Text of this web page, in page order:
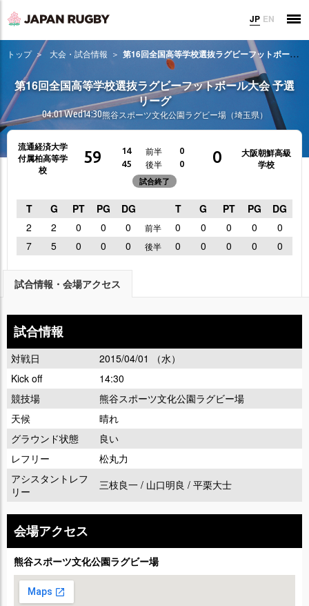
JP EN
トップ 大会・試合情報 第16回全国高等学校選抜ラグビーフットボール大会 予選リーグ
第16回全国高等学校選抜ラグビーフットボール大会 予選
リーグ
04.01 Wed14:30熊谷スポーツ文化公園ラグビー場（埼玉県）
流通経済大学
付属柏高等学
校
59 14 前半
0
45
後半 0
試合終了
0
大阪朝鮮高級
学校
T G PT PG DG T G PT PG
DG
2
2 0 0 0 前半 0 0 0 0
0
7
5 0 0 0 後半 0 0 0 0 0
試合情報・会場アクセス
試合情報
対戦日
2015/04/01 （水）
Kick off
14:30
競技場
熊谷スポーツ文化公園ラグビー場
天候
晴れ
グラウンド状態
良い
レフリー
松丸力
アシスタントレフ
リー
三枝良一 / 山口明良 / 平栗大士
会場アクセス
熊谷スポーツ文化公園ラグビー場